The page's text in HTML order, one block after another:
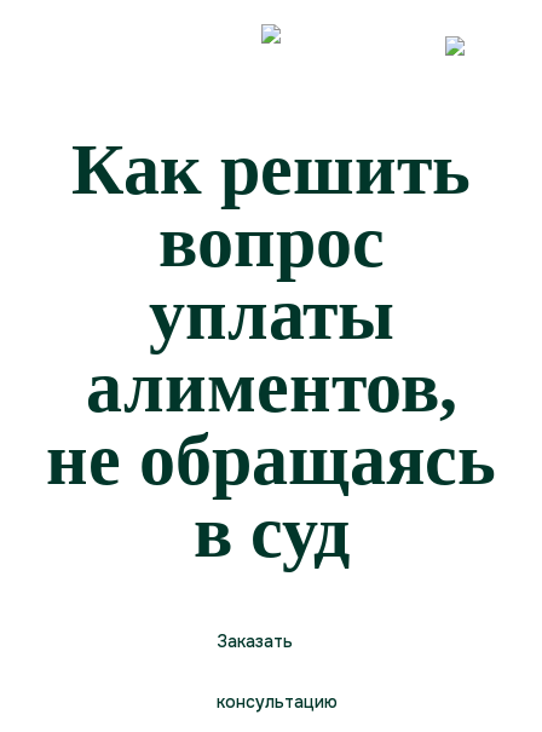
Как решить
вопрос
уплаты
алиментов,
не обращаясь
в суд
Заказать
консультацию